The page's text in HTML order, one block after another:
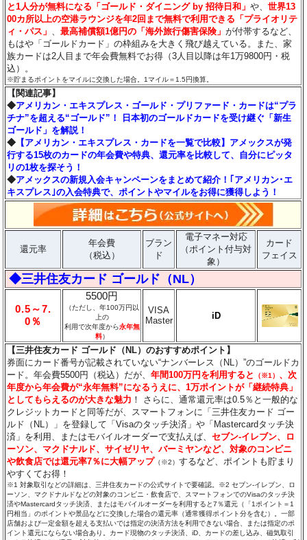
と1人分が無料になる「ゴールド・ダイニング by 招待日和」や、世界13
00カ所以上の空港ラウンジを年2回まで無料で利用できる「プライオリテ
ィ・パス」
、最高補償額1億円の「海外旅行傷害保険」が付帯するなど、
もはや「ゴールドカード」の枠組みを大きく飛び越えている。また、家
族カードは2人目まで年会費無料でお得（3人目以降は年1万9800円・税
込）。
※貯まるポイントをマイルに交換した場合。1マイル＝1.5円換算。
【関連記事】
◆アメリカン・エキスプレス・ゴールド・プリファード・カードは“プラ
チナ”を超える“ゴールド”！ 日本初のゴールドカードを受け継ぐ「新生
ゴールド」を解説！
◆ 【アメリカン・エキスプレス・カードを一覧で比較】アメックスが発
行する15枚のカードの年会費や特典、還元率を比較して、自分にピッタ
リの1枚を探そう！
◆アメックスの新規入会キャンペーンをまとめて紹介！｢アメリカン･エ
キスプレス｣の入会特典で、ポイントやマイルをお得に獲得しよう！
還元率
年会費
（税込）
ブラン
ド
電子マネー対応
（ポイント付与対
象）
カード
フェイス
◆三井住友カード ゴールド（NL）
0.5～7.
0％
5500円
（ただし、年100万円以
上の
利用で次年度から永年無
料）
VISA
Master
iD
【三井住友カード ゴールド（NL）のおすすめポイント】
券面にカード番号が記載されていない“ナンバーレス（NL）”のゴールドカ
ード。年会費5500円（税込）だが、年間100万円を利用すると （※1） 、次
年度から年会費が“永年無料”になるうえに、1万ポイントが「継続特典」
としてもらえるのが大きな魅力 ！ さらに、通常還元率は0.5％と一般的な
クレジットカードと同等だが、スマートフォンに「三井住友カード ゴー
ルド（NL）」を登録して「Visaのタッチ決済」や「Mastercardタッチ決
済」を利用、またはモバイルオーダーで支払えば、セブン‐イレブン、ロ
ーソン、マクドナルド、サイゼリヤ、バーミヤンなど、対象のコンビニ
や飲食店では還元率7％に大幅アップ （※2）するなど、ポイントも貯まり
やすくてお得！
※1 対象取引などの詳細は、三井住友カードの公式サイトで要確認。※2 セブン‐イレブン、ロ
ーソン、マクドナルドなどの対象のコンビニ・飲食店で、スマートフォンでのVisaのタッチ決
済やMastercardタッチ決済、またはモバイルオーダーを利用すると7％還元（「1ポイント＝1
円相当」のポイントや景品などに交換した場合の還元率（通常獲得ポイント分を含む）。一部
店舗および一定金額を超える支払いでは指定の決済方法を利用できない場合、または指定のポ
イント還元にならない場合あり。カード現物のタッチ決済、iD、カードの差し込み、磁気取引